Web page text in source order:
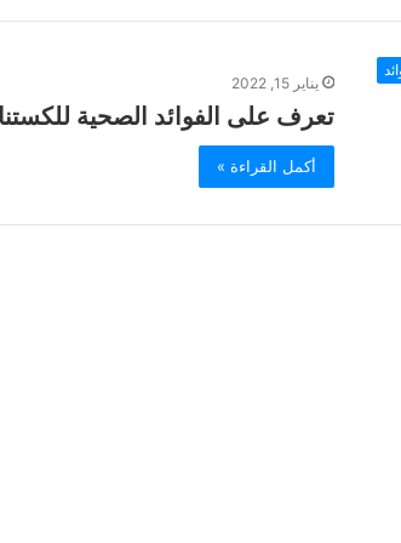
يناير 15, 2022
تعرف على الفوائد الصحية
أكمل القراءة »